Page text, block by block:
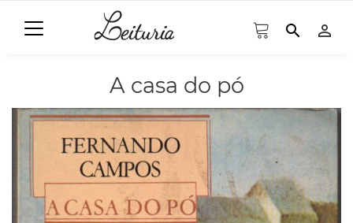
search person_outline
A casa do pó